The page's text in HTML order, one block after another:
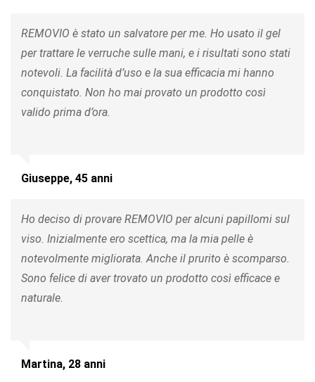
REMOVIO è stato un salvatore per me. Ho usato il gel
per trattare le verruche sulle mani, e i risultati sono stati
notevoli. La facilità d’uso e la sua efficacia mi hanno
conquistato. Non ho mai provato un prodotto così
valido prima d’ora.
Giuseppe, 45 anni
Ho deciso di provare REMOVIO per alcuni papillomi sul
viso. Inizialmente ero scettica, ma la mia pelle è
notevolmente migliorata. Anche il prurito è scomparso.
Sono felice di aver trovato un prodotto così efficace e
naturale.
Martina, 28 anni